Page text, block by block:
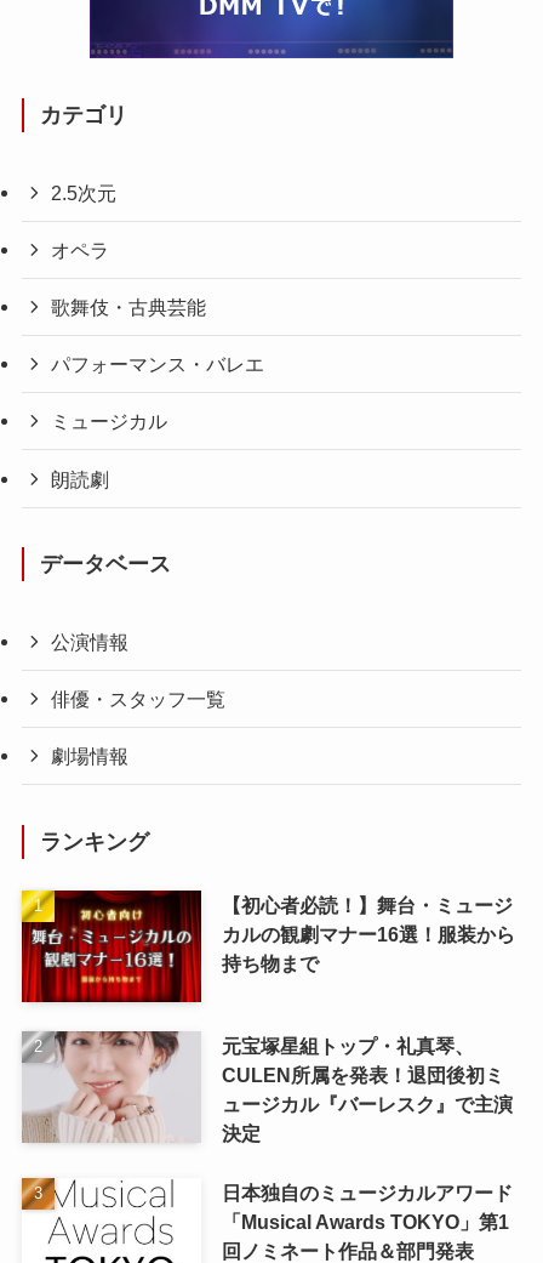
カテゴリ
2.5次元
オペラ
歌舞伎・古典芸能
パフォーマンス・バレエ
ミュージカル
朗読劇
データベース
公演情報
俳優・スタッフ一覧
劇場情報
ランキング
【初心者必読！】舞台・ミュージ
カルの観劇マナー16選！服装から
持ち物まで
元宝塚星組トップ・礼真琴、
CULEN所属を発表！退団後初ミ
ュージカル『バーレスク』で主演
決定
日本独自のミュージカルアワード
「Musical Awards TOKYO」第1
回ノミネート作品＆部門発表